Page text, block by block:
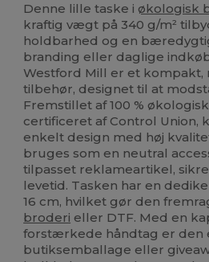
Denne lille taske i økologisk
kraftig vægt på 340 g/m²
holdbarhed og en
branding eller daglige
Westford Mill er et
tilbehør, designet til at
Fremstillet af 100 %
certificeret af Control Union,
enkelt design med høj
bruges som en neutral
tilpasset reklameartikel,
levetid. Tasken har en
16 cm, hvilket gør den
broderi eller DTF. Med en
forstærkede håndtag er den
butiksemballage eller